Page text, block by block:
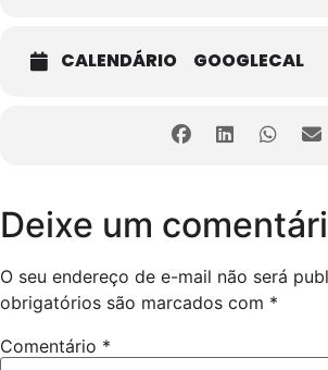
CALENDÁRIO GOOGLECAL
Deixe um
O seu endereço de e-mail não será
obrigatórios são marcados com *
Comentário *